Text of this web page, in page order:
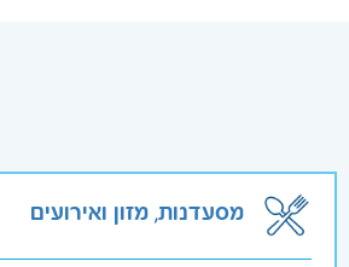
מסעדנות, מזון ואירועים